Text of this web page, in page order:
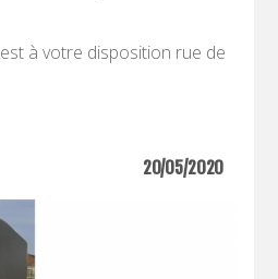
est à votre disposition rue de
20/05/2020